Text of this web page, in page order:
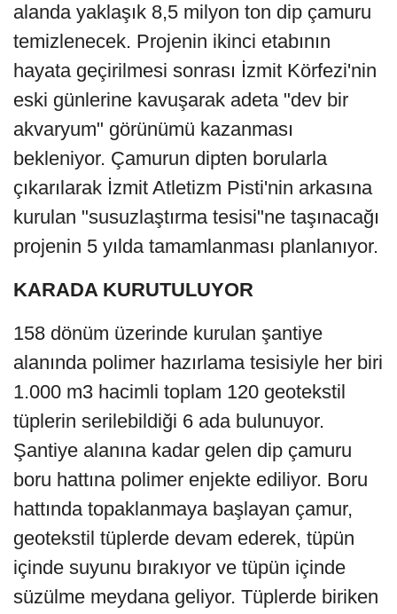
alanda yaklaşık 8,5 milyon ton dip çamuru
temizlenecek. Projenin ikinci etabının
hayata geçirilmesi sonrası İzmit Körfezi'nin
eski günlerine kavuşarak adeta "dev bir
akvaryum" görünümü kazanması
bekleniyor. Çamurun dipten borularla
çıkarılarak İzmit Atletizm Pisti'nin arkasına
kurulan "susuzlaştırma tesisi"ne taşınacağı
projenin 5 yılda tamamlanması planlanıyor.
KARADA KURUTULUYOR
158 dönüm üzerinde kurulan şantiye
alanında polimer hazırlama tesisiyle her biri
1.000 m3 hacimli toplam 120 geotekstil
tüplerin serilebildiği 6 ada bulunuyor.
Şantiye alanına kadar gelen dip çamuru
boru hattına polimer enjekte ediliyor. Boru
hattında topaklanmaya başlayan çamur,
geotekstil tüplerde devam ederek, tüpün
içinde suyunu bırakıyor ve tüpün içinde
süzülme meydana geliyor. Tüplerde biriken